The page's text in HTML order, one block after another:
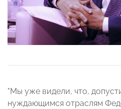
"Мы уже видели, что,
нуждающимся отраслям